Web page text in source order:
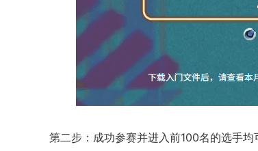
第二步：成功参赛并进入前100名的选手